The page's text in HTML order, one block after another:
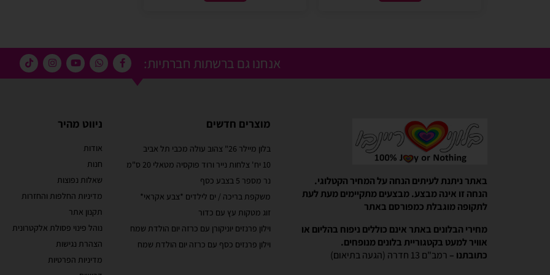
אנחנו גם ברשתות חברתיות:
באתר ניתנת לעיתים הנחה על המחיר הקטלוגי.
הנחה זו אינה מבצע. מבצעים מתקיימים מעת לעת
לתקופה מוגבלת כמפורסם באתר
מחירי הבלונים באתר אינם כוללים ניפוח בהליום או
אוויר למעט בקטגוריית בלונים מנופחים.
כתובתנו – רמב"ם 13 חדרה (הגעה בתיאום)
מוצרים חדשים
בלון מיילר 26" צהוב עולה מכבי תל אביב
10 יח' צלחות נייר ורוד פוקסיה מטאלי 20 ס"מ
נר מספר 5 בצבע כסף
משקפת בריכה / ים לילדים *צבע אקראי*
זוג מטקות עץ עם כדור
וילון פרנזים יוניקורן עם כרזה יום הולדת שמח
וילון פרנזים כסף עם כרזה יום הולדת שמח
ניווט מהיר
אודות
חנות
שאלות נפוצות
מדיניות החלפות והחזרות
תקנון אתר
נוהל פינוי פסולת אלקטרונית
הצהרת נגישות
מדיניות הפרטיות
בלוני ריינבאו הפכו להיות חלק קסום בבוקר
יומההולדת המשפחתי שלנו
בלוני ריינבאו הפכו להיות חלק קסום בבוקר יומההולדת
המשפחתי שלנו. מוצרים יפים, מבצעים טובים ושירות נוח
מהיר יעיל ואמין. אפשרות נוחה לאמצעי תשלום באתר.
שירות לקוחות מוצלח!
זה שירות הלקוחות! עונים בשניה לוואטסאפ, בנעימות
ובנכונות לעזור. יעילים בטירוף. ממליצה בחום